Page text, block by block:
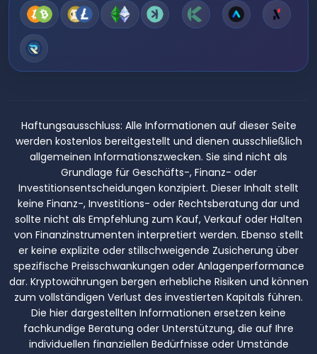
Haftungsausschluss: Alle Informationen auf dieser Seite
werden kostenlos bereitgestellt und dienen ausschließlich
allgemeinen Informationszwecken. Sie sind nicht als
Grundlage für Geschäfts-, Finanz- oder
Investitionsentscheidungen konzipiert. Dieser Inhalt stellt
keine Finanz-, Investitions- oder Rechtsberatung dar und
sollte nicht als Empfehlung zum Kauf, Verkauf oder Halten
von Finanzinstrumenten interpretiert werden. Ebenso stellt
er keine explizite oder stillschweigende Zusicherung über
spezifische Preisschwankungen oder Anlagenperformance
dar. Kryptowährungen bergen erhebliche Risiken und können
zum vollständigen Verlust des investierten Kapitals führen.
Die hier dargestellten Informationen ersetzen keine
fachkundige Beratung oder Unterstützung, die auf Ihre
individuellen finanziellen Bedürfnisse oder Umstände